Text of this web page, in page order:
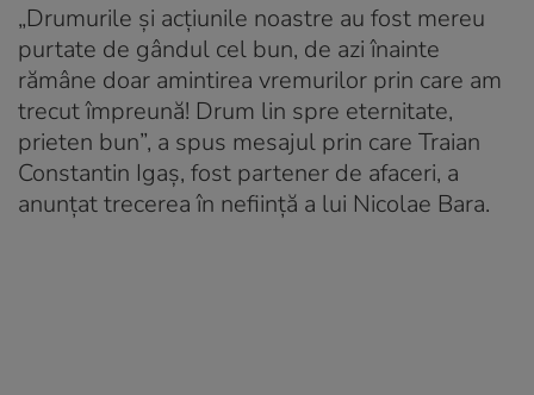
„Drumurile și acțiunile noastre au fost mereu
purtate de gândul cel bun, de azi înainte
rămâne doar amintirea vremurilor prin care am
trecut împreună! Drum lin spre eternitate,
prieten bun”, a spus mesajul prin care Traian
Constantin Igaș, fost partener de afaceri, a
anunțat trecerea în neființă a lui Nicolae Bara.